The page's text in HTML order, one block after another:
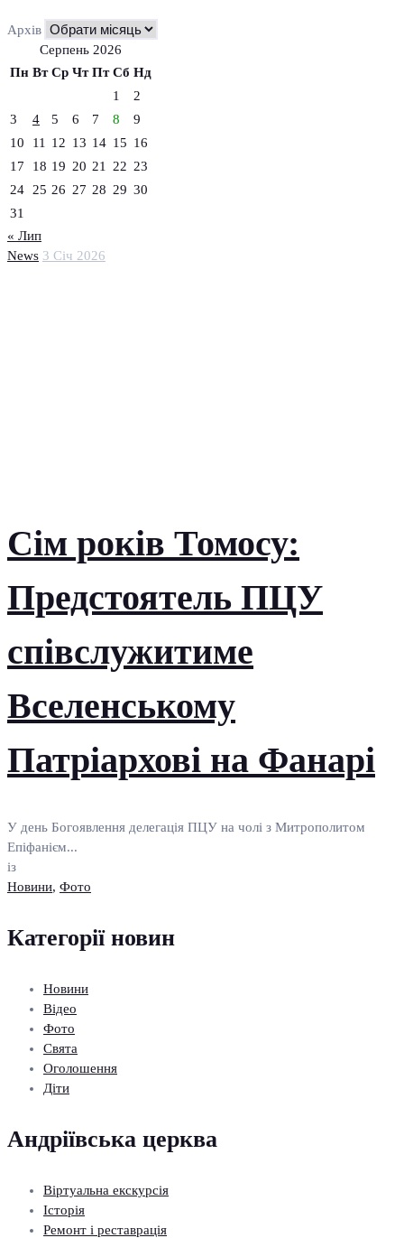
News 3 Січ 2026
Сім років Томосу:
Предстоятель ПЦУ
співслужитиме
Вселенському
Патріархові на Фанарі
У день Богоявлення делегація ПЦУ на чолі з Митрополитом
Епіфанієм...
із
Новини, Фото
Архів
Серпень 2026
Пн Вт Ср Чт Пт Сб Нд
1
2
3
4 5 6 7 8
9
10
11 12 13 14 15 16
17
18 19 20 21 22 23
24
25 26 27 28 29 30
31
« Лип
Категорії новин
Новини
Відео
Фото
Свята
Оголошення
Діти
Андріївська церква
Віртуальна екскурсія
Історія
Ремонт і реставрація